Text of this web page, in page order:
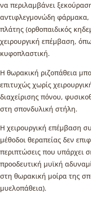
να περιλαμβάνει
αντιφλεγμονώδη φάρμακα,
πλάτης (ορθοπαιδικός
χειρουργική επέμβαση,
κυφοπλαστική.
Η θωρακική ριζοπάθεια
επιτυχώς χωρίς
διαχείρισης πόνου,
στη σπονδυλική στήλη.
Η χειρουργική επέμβαση
μέθοδοι θεραπείας δεν
περιπτώσεις που υπάρχει
προοδευτική μυϊκή
στη θωρακική μοίρα της
μυελοπάθεια).